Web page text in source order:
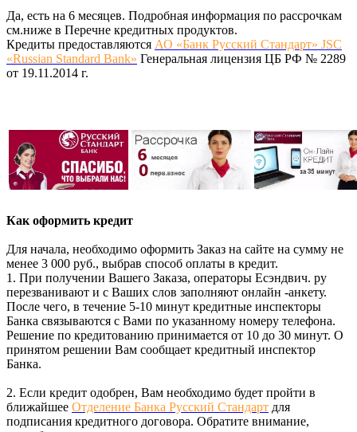
Да, есть на 6 месяцев. Подробная информация по рассрочкам
см.ниже в Перечне кредитных продуктов.
Кредиты предоставляются АО «Банк Русский Стандарт» JSC
«Russian Standard Bank» Генеральная лицензия ЦБ РФ № 2289
от 19.11.2014 г.
Как оформить кредит
Для начала, необходимо оформить Заказ на сайте на сумму не
менее 3 000 руб., выбрав способ оплаты в кредит.
1. При получении Вашего Заказа, операторы Есэндвич. ру
перезванивают и с Ваших слов заполняют онлайн -анкету.
После чего, в течение 5-10 минут кредитные инспекторы
Банка связываются с Вами по указанному номеру телефона.
Решение по кредитованию принимается от 10 до 30 минут. О
принятом решении Вам сообщает кредитный инспектор
Банка.
2. Если кредит одобрен, Вам необходимо будет пройти в
ближайшее Отделение Банка Русский Стандарт для
подписания кредитного договора. Обратите внимание,